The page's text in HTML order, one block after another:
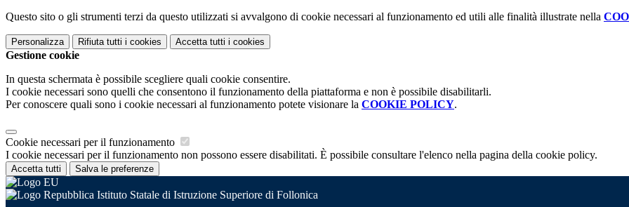
Questo sito o gli strumenti terzi da questo utilizzati si avvalgono di cookie necessari al funzionamento ed utili alle finalità illustrate nella
Personalizza Rifiuta tutti i cookies Accetta tutti i cookies
Gestione cookie
In questa schermata è possibile scegliere quali cookie consentire.
I cookie necessari sono quelli che consentono il funzionamento della piattaforma e non è possibile disabilitarli.
Per conoscere quali sono i cookie necessari al funzionamento potete visionare la COOKIE POLICY.
Cookie necessari per il funzionamento
I cookie necessari per il funzionamento non possono essere disabilitati. È possibile consultare l'elenco nella pagina della cookie policy.
Accetta tutti Salva le preferenze
Istituto Statale di Istruzione Superiore di Follonica